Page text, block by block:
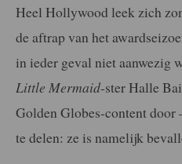
Heel Hollywood leek zich
de aftrap van het
in ieder geval niet aanwezig
Little Mermaid-ster Halle
Golden Globes-content door
te delen: ze is namelijk